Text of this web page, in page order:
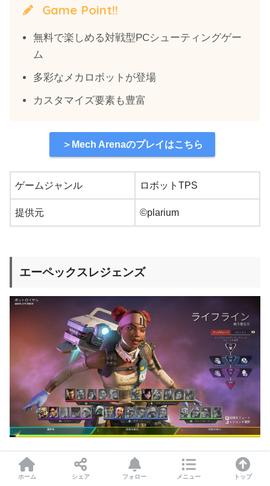
Game Point!!
無料で楽しめる対戦型PCシューティングゲー
ム
多彩なメカロボットが登場
カスタマイズ要素も豊富
＞Mech Arenaのプレイはこちら
ゲームジャンル ロボットTPS
提供元 ©plarium
エーペックスレジェンズ
高い人気を誇る無料のPC向けヒーローシューティン
ホーム シェア フォロー メニュー トップ